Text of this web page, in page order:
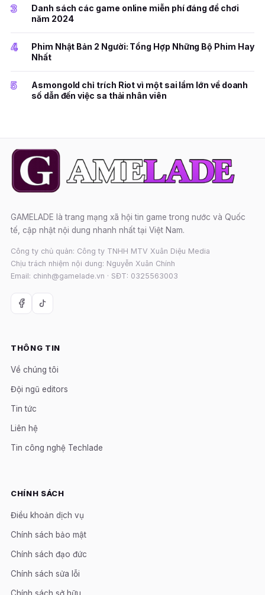
3
Danh sách các game online miễn phí đáng để chơi
năm 2024
4
Phim Nhật Bản 2 Người: Tổng Hợp Những Bộ Phim Hay
Nhất
5
Asmongold chỉ trích Riot vì một sai lầm lớn về doanh
số dẫn đến việc sa thải nhân viên
GAMELADE là trang mạng xã hội tin game trong nước và Quốc
tế, cập nhật nội dung nhanh nhất tại Việt Nam.
Công ty chủ quản: Công ty TNHH MTV Xuân Diệu Media
Chịu trách nhiệm nội dung: Nguyễn Xuân Chính
Email: chinh@gamelade.vn · SĐT: 0325563003
THÔNG TIN
Về chúng tôi
Đội ngũ editors
Tin tức
Liên hệ
Tin công nghệ Techlade
CHÍNH SÁCH
Điều khoản dịch vụ
Chính sách bảo mật
Chính sách đạo đức
Chính sách sửa lỗi
Chính sách sở hữu